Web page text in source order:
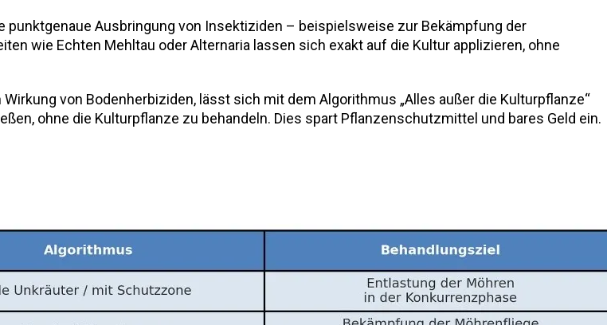
Ausbringung von Insektiziden – beispielsweise zur Bekämpfung der
wie Echten Mehltau oder Alternaria lassen sich exakt auf die Kultur applizieren, ohne
von Bodenherbiziden, lässt sich mit dem Algorithmus „Alles außer die Kulturpflanze“
ohne die Kulturpflanze zu behandeln. Dies spart Pflanzenschutzmittel und bares Geld ein.